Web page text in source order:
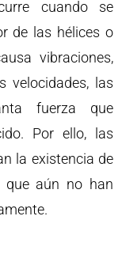
cuando se
de las hélices o
vibraciones,
velocidades, las
fuerza que
Por ello, las
la existencia de
que aún no han